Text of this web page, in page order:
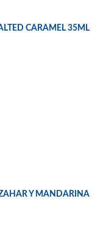
CARAMEL 35ML
Y MANDARINA